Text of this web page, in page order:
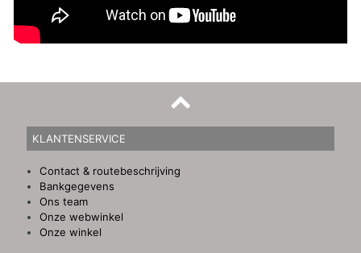
KLANTENSERVICE
Contact & routebeschrijving
Bankgegevens
Ons team
Onze webwinkel
Onze winkel